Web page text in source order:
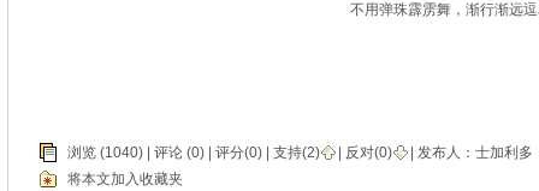
不用弹珠霹雳舞，渐行渐远
浏览 (1040) | 评论 (0) | 评分(0) | 支持(2) 反对(0) | 发布人： 士加利多
将本文加入收藏夹